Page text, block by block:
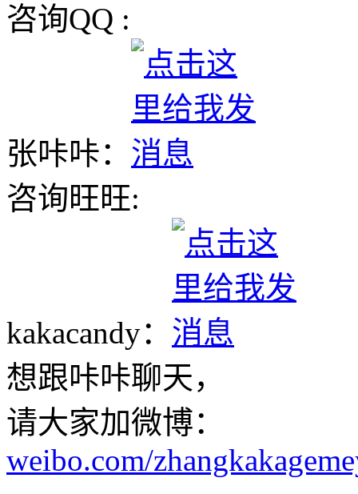
咨询QQ :
张咔咔：
咨询旺旺:
kakacandy：
想跟咔咔聊天，
请大家加微博：
weibo.com/